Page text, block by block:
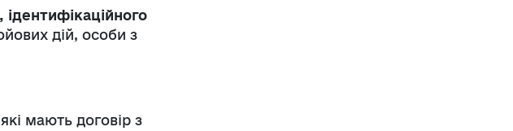
ідентифікаційного
дій, особи з
мають договір з